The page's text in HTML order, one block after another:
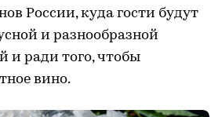
России, куда гости будут
и разнообразной
и ради того, чтобы
вино.